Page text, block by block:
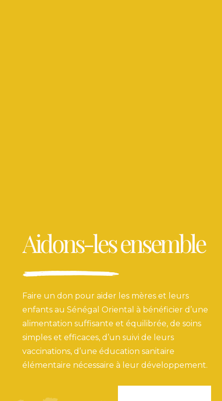
Aidons-les ensemble
Faire un don pour aider les mères et leurs
enfants au Sénégal Oriental à bénéficier d’une
alimentation suffisante et équilibrée, de soins
simples et efficaces, d’un suivi de leurs
vaccinations, d’une éducation sanitaire
élémentaire nécessaire à leur développement.